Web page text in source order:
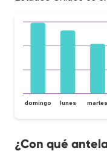
domingo lunes martes
¿Con qué